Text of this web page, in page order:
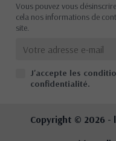
Non
Description
Vous pouvez vous
cela nos informations de
site.
J'accepte les
confidentialité.
Copyright © 2026 -